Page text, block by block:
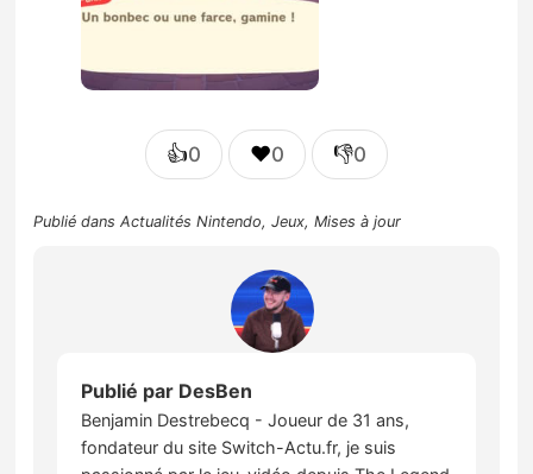
👍0 ❤️0 👎0
Publié dansActualités Nintendo,Jeux,Mises à jour
Publié par DesBen
Benjamin Destrebecq - Joueur de 31 ans,
fondateur du site Switch-Actu.fr, je suis